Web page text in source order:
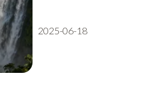
2025-06-18